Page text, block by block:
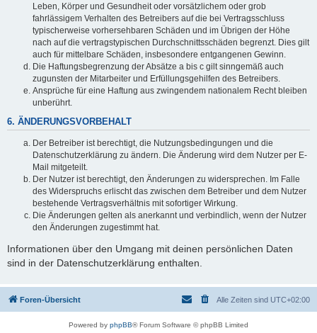
Leben, Körper und Gesundheit oder vorsätzlichem oder grob
fahrlässigem Verhalten des Betreibers auf die bei Vertragsschluss
typischerweise vorhersehbaren Schäden und im Übrigen der Höhe
nach auf die vertragstypischen Durchschnittsschäden begrenzt. Dies gilt
auch für mittelbare Schäden, insbesondere entgangenen Gewinn.
Die Haftungsbegrenzung der Absätze a bis c gilt sinngemäß auch
zugunsten der Mitarbeiter und Erfüllungsgehilfen des Betreibers.
Ansprüche für eine Haftung aus zwingendem nationalem Recht bleiben
unberührt.
6. ÄNDERUNGSVORBEHALT
Der Betreiber ist berechtigt, die Nutzungsbedingungen und die
Datenschutzerklärung zu ändern. Die Änderung wird dem Nutzer per E-
Mail mitgeteilt.
Der Nutzer ist berechtigt, den Änderungen zu widersprechen. Im Falle
des Widerspruchs erlischt das zwischen dem Betreiber und dem Nutzer
bestehende Vertragsverhältnis mit sofortiger Wirkung.
Die Änderungen gelten als anerkannt und verbindlich, wenn der Nutzer
den Änderungen zugestimmt hat.
Informationen über den Umgang mit deinen persönlichen Daten
sind in der Datenschutzerklärung enthalten.
Foren-Übersicht Alle Zeiten sind UTC+02:00
Powered by phpBB® Forum Software © phpBB Limited